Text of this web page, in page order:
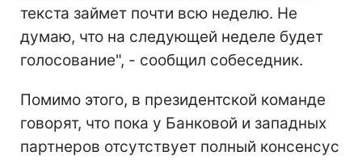
текста займет почти всю неделю. Не
думаю, что на следующей неделе будет
голосование", - сообщил собеседник.
Помимо этого, в президентской команде
говорят, что пока у Банковой и западных
партнеров отсутствует полный консенсус